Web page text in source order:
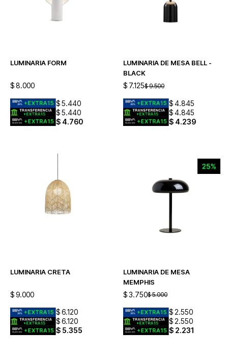
LUMINARIA FORM
$8.000
$5.440
$5.440
$ 4.760
LUMINARIA DE MESA BELL -
BLACK
$ 7.125$ 9.500
$ 4.845
$ 4.845
$ 4.239
LUMINARIA CRETA
$9.000
$6.120
$6.120
$ 5.355
LUMINARIA DE MESA
MEMPHIS
$ 3.750$ 5.000
$ 2.550
$ 2.550
$ 2.231